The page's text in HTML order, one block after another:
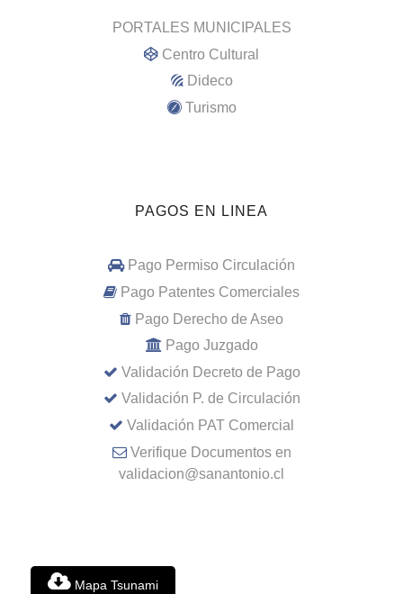
PORTALES MUNICIPALES
Centro Cultural
Dideco
Turismo
PAGOS EN LINEA
Pago Permiso Circulación
Pago Patentes Comerciales
Pago Derecho de Aseo
Pago Juzgado
Validación Decreto de Pago
Validación P. de Circulación
Validación PAT Comercial
Verifique Documentos en
validacion@sanantonio.cl
Mapa Tsunami